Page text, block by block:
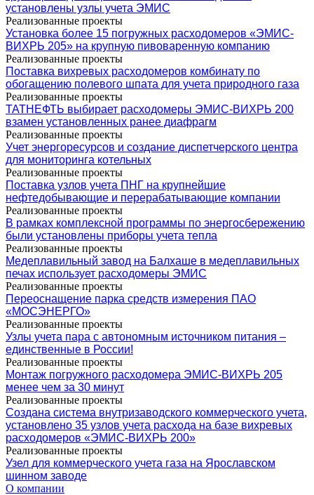
установлены узлы учета ЭМИС
Реализованные проекты
Установка более 15 погружных расходомеров «ЭМИС-
ВИХРЬ 205» на крупную пивоваренную компанию
Реализованные проекты
Поставка вихревых расходомеров комбинату по
обогащению полевого шпата для учета природного газа
Реализованные проекты
ТАТНЕФТЬ выбирает расходомеры ЭМИС-ВИХРЬ 200
взамен установленных ранее диафрагм
Реализованные проекты
Учет энергоресурсов и создание диспетчерского центра
для мониторинга котельных
Реализованные проекты
Поставка узлов учета ПНГ на крупнейшие
нефтедобывающие и перерабатывающие компании
Реализованные проекты
В рамках комплексной программы по энергосбережению
были установлены приборы учета тепла
Реализованные проекты
Медеплавильный завод на Балхаше в медеплавильных
печах использует расходомеры ЭМИС
Реализованные проекты
Переоснащение парка средств измерения ПАО
«МОСЭНЕРГО»
Реализованные проекты
Узлы учета пара с автономным источником питания –
единственные в России!
Реализованные проекты
Монтаж погружного расходомера ЭМИС-ВИХРЬ 205
менее чем за 30 минут
Реализованные проекты
Создана система внутризаводского коммерческого учета,
установлено 35 узлов учета расхода на базе вихревых
расходомеров «ЭМИС-ВИХРЬ 200»
Реализованные проекты
Узел для коммерческого учета газа на Ярославском
шинном заводе
О компании